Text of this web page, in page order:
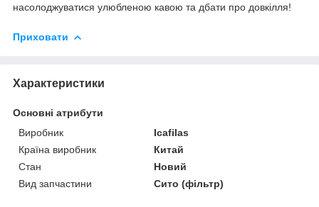
насолоджуватися улюбленою кавою та дбати про довкілля!
Приховати
Характеристики
Основні атрибути
Виробник
Icafilas
Країна виробник
Китай
Стан
Новий
Вид запчастини
Сито (фільтр)